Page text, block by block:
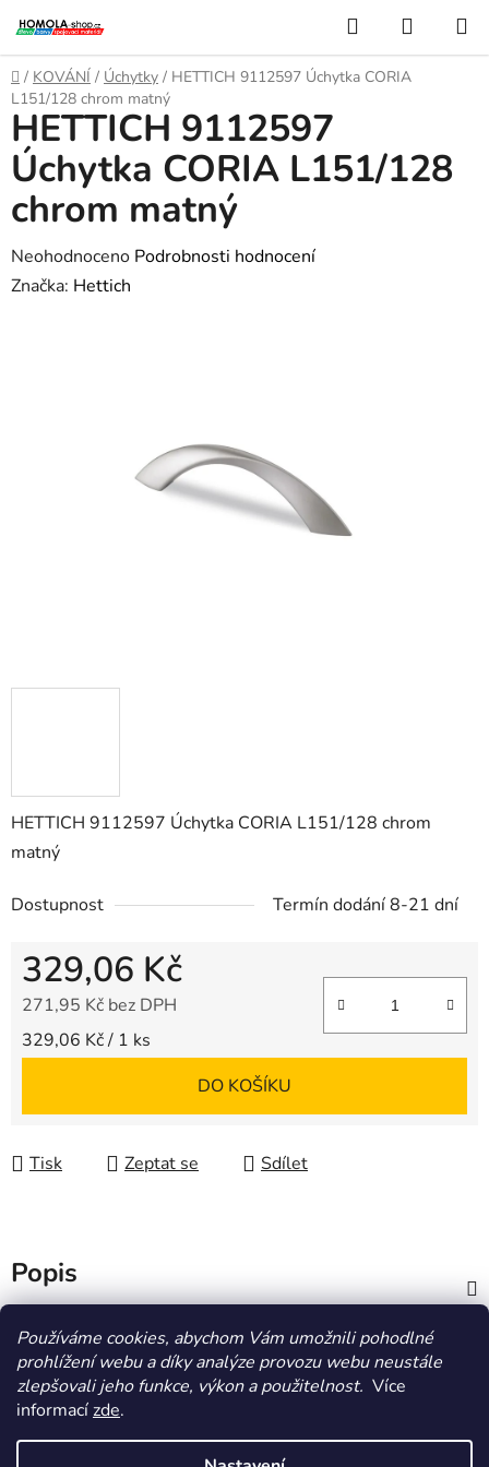
Používáme cookies, abychom Vám umožnili pohodlné
prohlížení webu a díky analýze provozu webu neustále
zlepšovali jeho funkce, výkon a použitelnost. Více
informacízde.
na
obsah
Hledat
KOŠÍK
Domů
/ KOVÁNÍ / Úchytky / HETTICH 9112597 Úchytka CORIA
L151/128 chrom matný
HETTICH 9112597 Úchytka CORIA L151/128 chrom
matný
Dostupnost Termín dodání 8-21 dní
329,06 Kč
271,95 Kč bez DPH
Měrná cena:
329,06 Kč / 1 ks
DO KOŠÍKU
Tisk Zeptat se Sdílet
HETTICH 9112597
Úchytka CORIA L151/128
chrom matný
Průměrné
hodnocení
Neohodnoceno Podrobnosti hodnocení
Značka: Hettich
Popis
Diskuze
HOMOLA-shop.cz ZDE NAJDETE VÝDEJNÍ MÍSTO